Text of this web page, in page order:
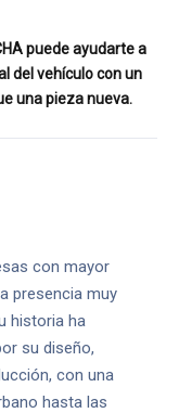
puede ayudarte a
del vehículo con un
una pieza nueva.
con mayor
presencia muy
historia ha
su diseño,
con una
hasta las